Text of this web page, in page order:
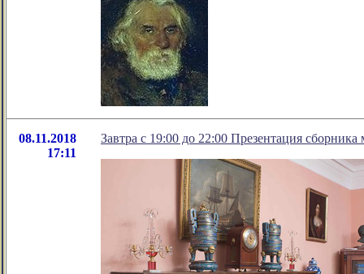
08.11.2018
17:11
Завтра с 19:00 до 22:00 Презентация